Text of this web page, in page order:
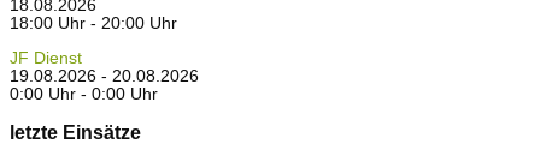
18.08.2026
18:00 Uhr - 20:00 Uhr
JF Dienst
19.08.2026 - 20.08.2026
0:00 Uhr - 0:00 Uhr
letzte Einsätze